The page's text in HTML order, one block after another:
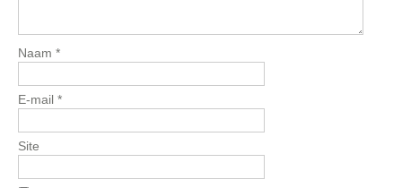
Naam *
E-mail *
Site